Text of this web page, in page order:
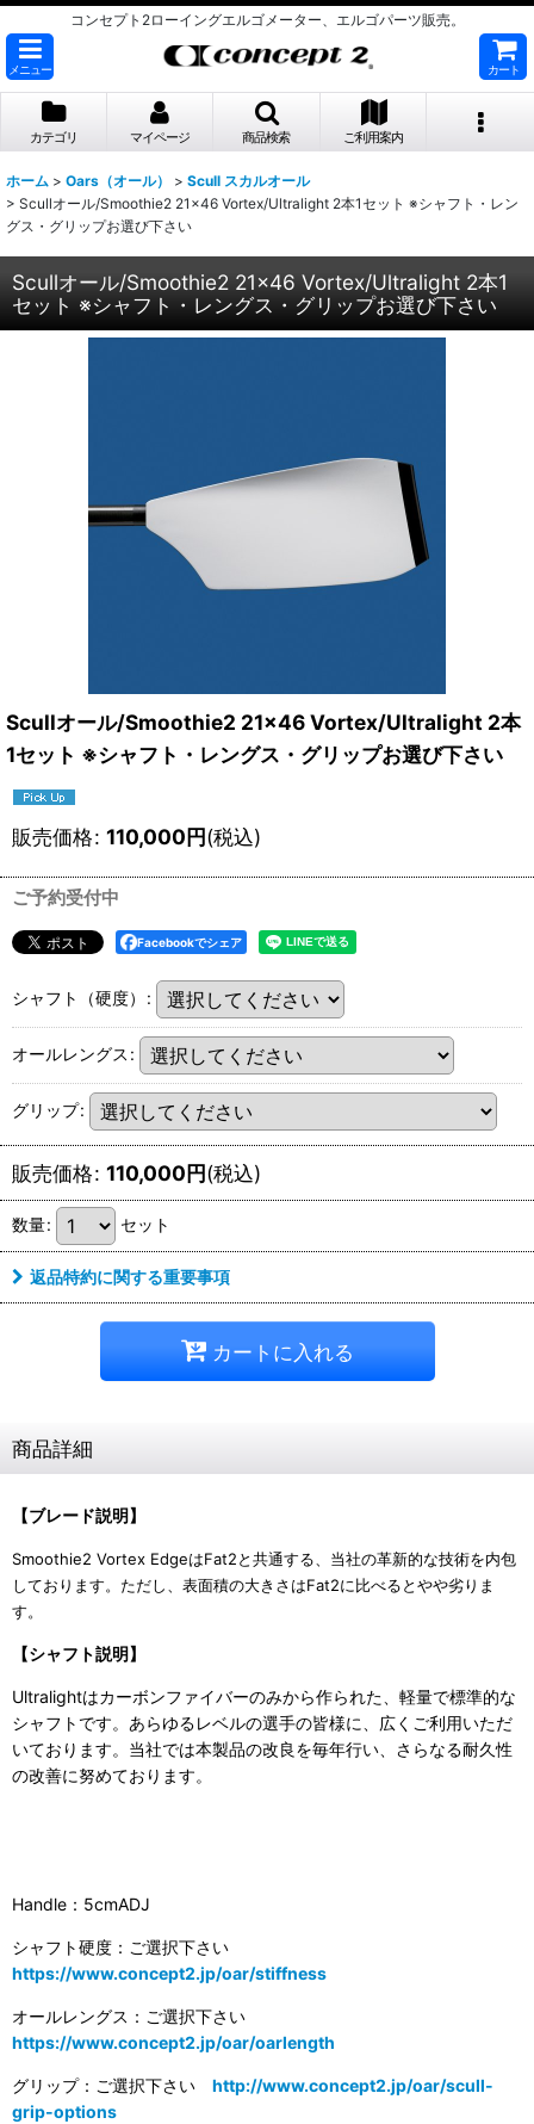
コンセプト2ローイングエルゴメーター、エルゴパーツ販売。
メニュー カート
カテゴリ マイページ 商品検索 ご利用案内
ホーム > Oars（オール） > Scull スカルオール
> Scullオール/Smoothie2 21×46 Vortex/Ultralight 2本1セット ※シャフト・レン
グス・グリップお選び下さい
Scullオール/Smoothie2 21×46 Vortex/Ultralight 2本1
セット ※シャフト・レングス・グリップお選び下さい
Scullオール/Smoothie2 21×46 Vortex/Ultralight 2本
1セット ※シャフト・レングス・グリップお選び下さい
販売価格: 110,000円(税込)
ご予約受付中
Facebookでシェア
シャフト（硬度） :
オールレングス :
グリップ:
販売価格: 110,000円(税込)
数量: セット
返品特約に関する重要事項
カートに入れる
商品詳細
【ブレード説明】
Smoothie2 Vortex EdgeはFat2と共通する、当社の革新的な技術を内包
しております。ただし、表面積の大きさはFat2に比べるとやや劣りま
す。
【シャフト説明】
Ultralightはカーボンファイバーのみから作られた、軽量で標準的な
シャフトです。あらゆるレベルの選手の皆様に、広くご利用いただ
いております。当社では本製品の改良を毎年行い、さらなる耐久性
の改善に努めております。
Handle：5cmADJ
シャフト硬度：ご選択下さい
https://www.concept2.jp/oar/stiffness
オールレングス：ご選択下さい
https://www.concept2.jp/oar/oarlength
グリップ：ご選択下さい http://www.concept2.jp/oar/scull-
grip-options